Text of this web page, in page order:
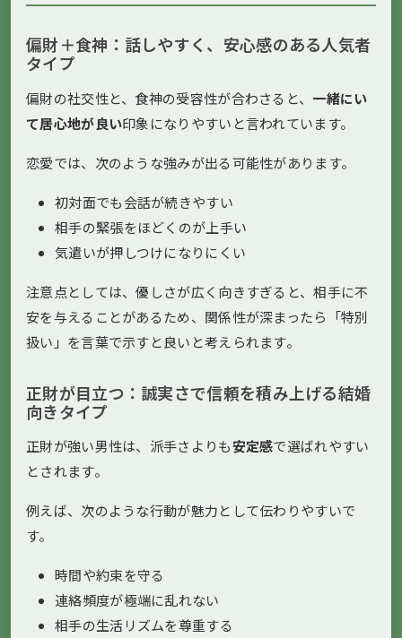
偏財＋食神：話しやすく、安心感のある人気者
タイプ
偏財の社交性と、食神の受容性が合わさると、 一緒にい
て居心地が良い印象になりやすいと言われています。
恋愛では、次のような強みが出る可能性があります。
初対面でも会話が続きやすい
相手の緊張をほどくのが上手い
気遣いが押しつけになりにくい
注意点としては、優しさが広く向きすぎると、相手に不
安を与えることがあるため、関係性が深まったら「特別
扱い」を言葉で示すと良いと考えられます。
正財が目立つ：誠実さで信頼を積み上げる結婚
向きタイプ
正財が強い男性は、派手さよりも安定感で選ばれやすい
とされます。
例えば、次のような行動が魅力として伝わりやすいで
す。
時間や約束を守る
連絡頻度が極端に乱れない
相手の生活リズムを尊重する